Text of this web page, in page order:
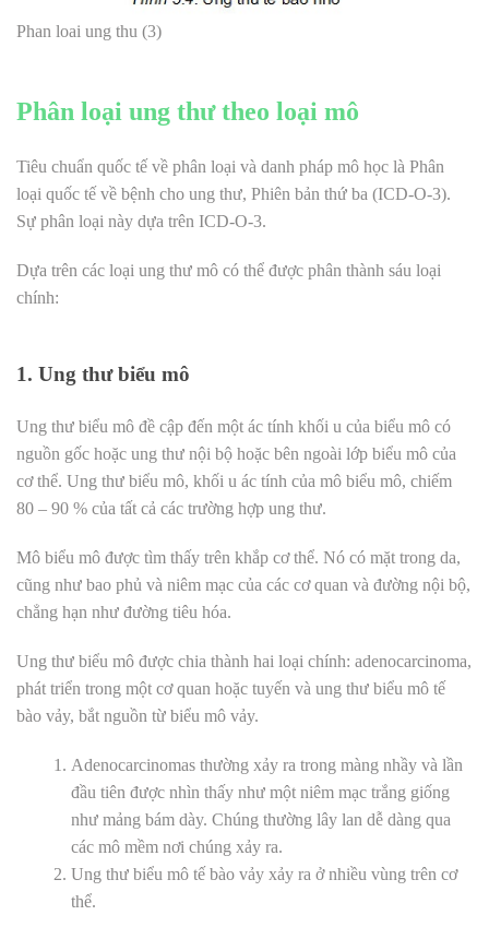
Phan loai ung thu (3)
Phân loại ung thư theo loại mô
Tiêu chuẩn quốc tế về phân loại và danh pháp mô học là Phân
loại quốc tế về bệnh cho ung thư, Phiên bản thứ ba (ICD-O-3).
Sự phân loại này dựa trên ICD-O-3.
Dựa trên các loại ung thư mô có thể được phân thành sáu loại
chính:
1. Ung thư biểu mô
Ung thư biểu mô đề cập đến một ác tính khối u của biểu mô có
nguồn gốc hoặc ung thư nội bộ hoặc bên ngoài lớp biểu mô của
cơ thể. Ung thư biểu mô, khối u ác tính của mô biểu mô, chiếm
80 – 90 % của tất cả các trường hợp ung thư.
Mô biểu mô được tìm thấy trên khắp cơ thể. Nó có mặt trong da,
cũng như bao phủ và niêm mạc của các cơ quan và đường nội bộ,
chẳng hạn như đường tiêu hóa.
Ung thư biểu mô được chia thành hai loại chính: adenocarcinoma,
phát triển trong một cơ quan hoặc tuyến và ung thư biểu mô tế
bào vảy, bắt nguồn từ biểu mô vảy.
Adenocarcinomas thường xảy ra trong màng nhầy và lần
đầu tiên được nhìn thấy như một niêm mạc trắng giống
như mảng bám dày. Chúng thường lây lan dễ dàng qua
các mô mềm nơi chúng xảy ra.
Ung thư biểu mô tế bào vảy xảy ra ở nhiều vùng trên cơ
thể.